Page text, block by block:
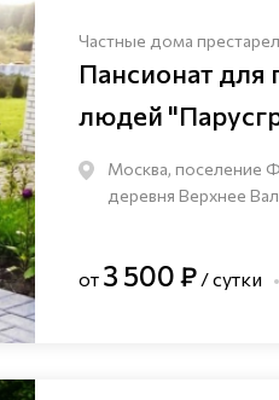
Частные дома
Пансионат
людей
Москва, поселение
деревня Верхнее
от 3 500 ₽ / сутки